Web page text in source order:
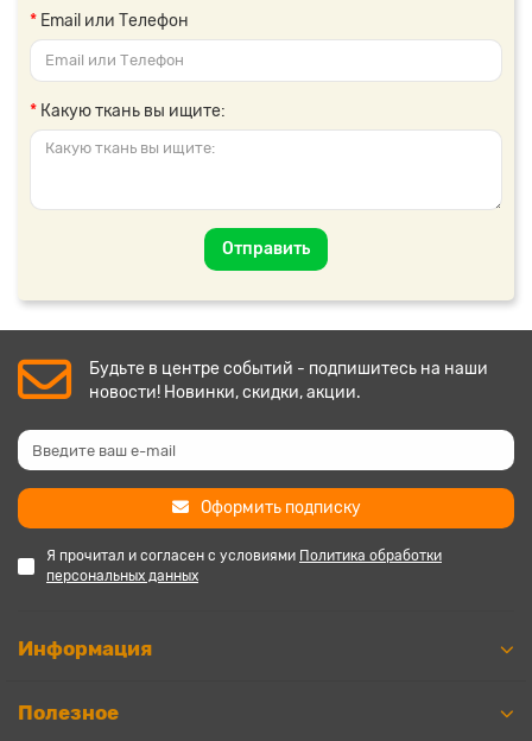
Email или Телефон
Какую ткань вы ищите:
Отправить
Будьте в центре событий - подпишитесь на наши
новости! Новинки, скидки, акции.
Оформить подписку
Я прочитал и согласен с условиями Политика обработки
персональных данных
Информация
Полезное